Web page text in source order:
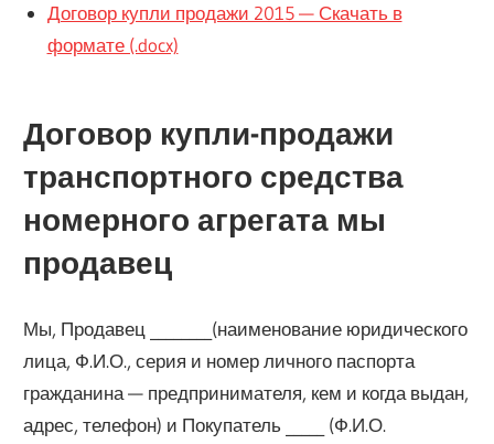
Договор купли продажи 2015 — Скачать в
формате (.docx)
Договор купли-продажи
транспортного средства
номерного агрегата мы
продавец
Мы, Продавец ________(наименование юридического
лица, Ф.И.О., серия и номер личного паспорта
гражданина — предпринимателя, кем и когда выдан,
адрес, телефон) и Покупатель _____ (Ф.И.О.